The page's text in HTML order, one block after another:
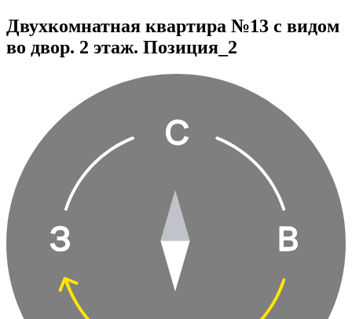
Двухкомнатная квартира №13 с видом
во двор. 2 этаж. Позиция_2